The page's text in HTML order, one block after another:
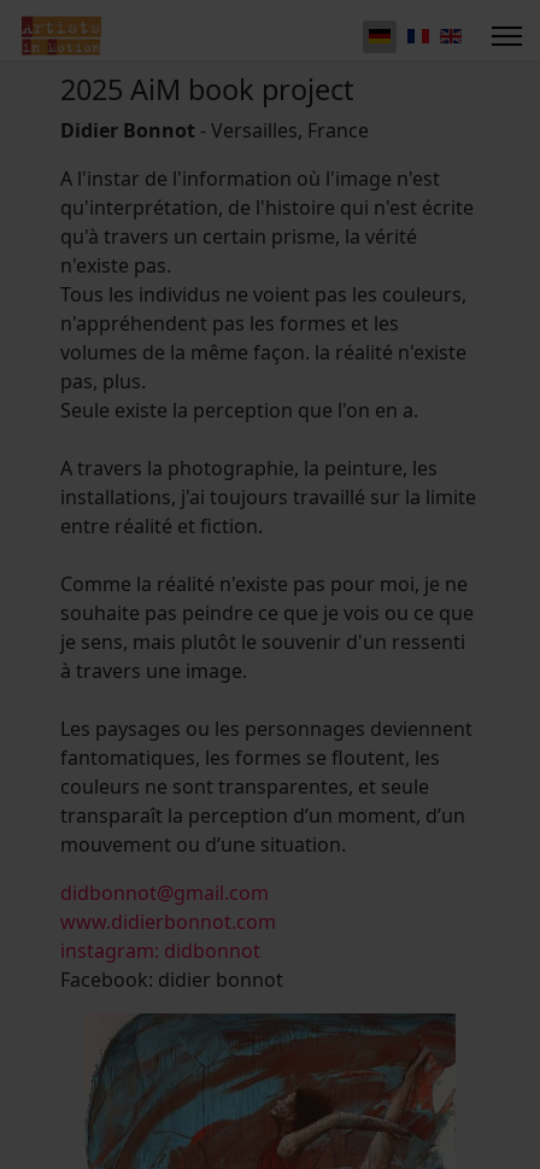
2025 AiM book project
Didier Bonnot - Versailles, France
A l'instar de l'information où l'image n'est
qu'interprétation, de l'histoire qui n'est écrite
qu'à travers un certain prisme, la vérité
n'existe pas.
Tous les individus ne voient pas les couleurs,
n'appréhendent pas les formes et les
volumes de la même façon. la réalité n'existe
pas, plus.
Seule existe la perception que l'on en a.
A travers la photographie, la peinture, les
installations, j'ai toujours travaillé sur la limite
entre réalité et fiction.
Comme la réalité n'existe pas pour moi, je ne
souhaite pas peindre ce que je vois ou ce que
je sens, mais plutôt le souvenir d'un ressenti
à travers une image.
Les paysages ou les personnages deviennent
fantomatiques, les formes se floutent, les
couleurs ne sont transparentes, et seule
transparaît la perception d’un moment, d’un
mouvement ou d’une situation.
didbonnot@gmail.com
www.didierbonnot.com
instagram: didbonnot
Facebook: didier bonnot